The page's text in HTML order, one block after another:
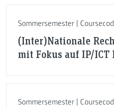
Sommersemester |
(Inter)Nationale
mit Fokus auf IP/ICT
Sommersemester |